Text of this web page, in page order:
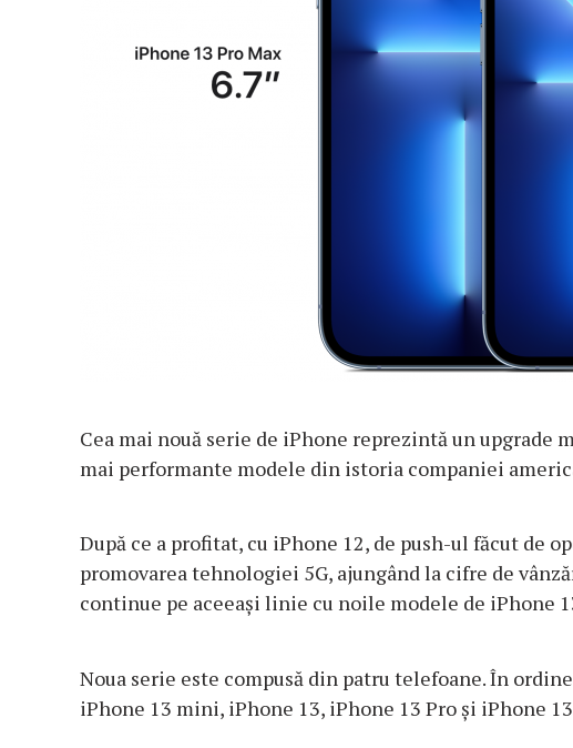
Cea mai nouă serie de iPhone reprezintă un upgrade
mai performante modele din istoria companiei
După ce a profitat, cu iPhone 12, de push-ul făcut de
promovarea tehnologiei 5G, ajungând la cifre de
continue pe aceeaşi linie cu noile modele de iPhone
Noua serie este compusă din patru telefoane. În
iPhone 13 mini, iPhone 13, iPhone 13 Pro şi iPhone